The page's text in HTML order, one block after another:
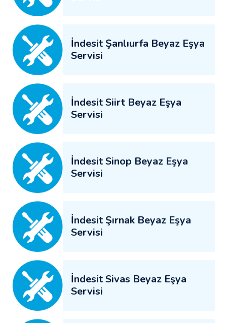
İndesit Şanlıurfa Beyaz Eşya
Servisi
İndesit Siirt Beyaz Eşya
Servisi
İndesit Sinop Beyaz Eşya
Servisi
İndesit Şırnak Beyaz Eşya
Servisi
İndesit Sivas Beyaz Eşya
Servisi